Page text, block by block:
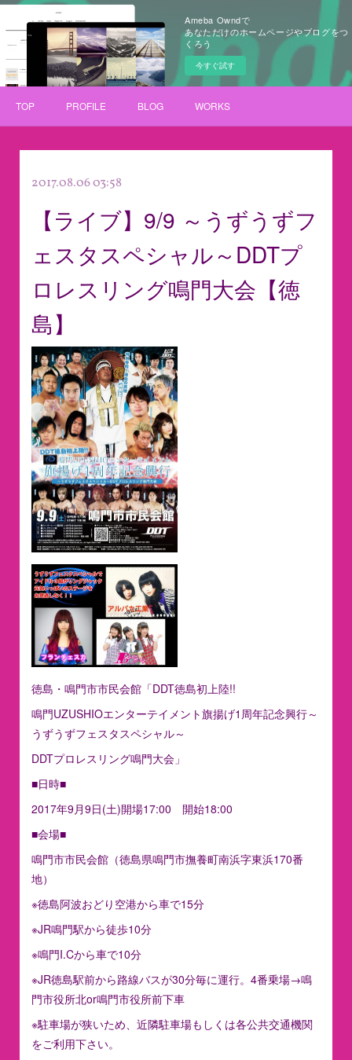
Ameba Owndで
あなただけのホームページやブログをつ
くろう
今すぐ試す
TOP PROFILE BLOG WORKS
2017.08.06 03:58
【ライブ】9/9 ～うずうずフ
ェスタスペシャル～DDTプ
ロレスリング鳴門大会【徳
島】
徳島・鳴門市市民会館「DDT徳島初上陸!!
鳴門UZUSHIOエンターテイメント旗揚げ1周年記念興行～
うずうずフェスタスペシャル～
DDTプロレスリング鳴門大会」
■日時■
2017年9月9日(土)開場17:00 開始18:00
■会場■
鳴門市市民会館（徳島県鳴門市撫養町南浜字東浜170番
地）
※徳島阿波おどり空港から車で15分
※JR鳴門駅から徒歩10分
※鳴門I.Cから車で10分
※JR徳島駅前から路線バスが30分毎に運行。4番乗場→鳴
門市役所北or鳴門市役所前下車
※駐車場が狭いため、近隣駐車場もしくは各公共交通機関
をご利用下さい。